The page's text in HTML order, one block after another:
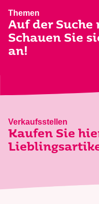
Themen
Auf der
Schauen Sie
an!
Verkaufsstellen
Kaufen Sie